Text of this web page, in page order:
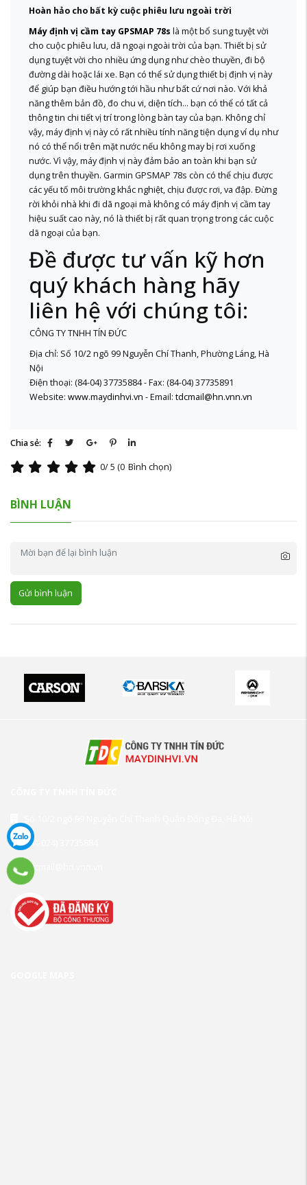
Hoàn hảo cho bất kỳ cuộc phiêu lưu ngoài trời
Máy định vị cầm tay GPSMAP 78s là một bổ sung tuyệt vời
cho cuộc phiêu lưu, dã ngoại ngoài trời của bạn. Thiết bị sử
dụng tuyệt vời cho nhiều ứng dụng như chèo thuyền, đi bộ
đường dài hoặc lái xe. Bạn có thể sử dụng thiết bị định vị này
để giúp bạn điều hướng tới hầu như bất cứ nơi nào. Với khả
năng thêm bản đồ, đo chu vi, diện tích... bạn có thể có tất cả
thông tin chi tiết vị trí trong lòng bàn tay của bạn. Không chỉ
vậy, máy định vị này có rất nhiều tính năng tiện dụng ví dụ như
nó có thể nổi trên mặt nước nếu không may bị rơi xuống
nước. Vì vậy, máy định vị này đảm bảo an toàn khi bạn sử
dụng trên thuyền. Garmin GPSMAP 78s còn có thể chịu được
các yếu tố môi trường khắc nghiệt, chịu được rơi, va đập. Đừng
rời khỏi nhà khi đi dã ngoại mà không có máy định vị cầm tay
hiệu suất cao này, nó là thiết bị rất quan trọng trong các cuộc
dã ngoại của bạn.
Đề được tư vấn kỹ hơn
quý khách hàng hãy
liên hệ với chúng tôi:
CÔNG TY TNHH TÍN ĐỨC
Địa chỉ: Số 10/2 ngõ 99 Nguyễn Chí Thanh, Phường Láng, Hà
Nội
Điện thoại: (84-04) 37735884 - Fax: (84-04) 37735891
Website: www.maydinhvi.vn - Email: tdcmail@hn.vnn.vn
Chia sẻ:
0/ 5 (0 Bình chọn)
BÌNH LUẬN
Gửi bình luận
(84-024) 37735884
tdcmail@hn.vnn.vn